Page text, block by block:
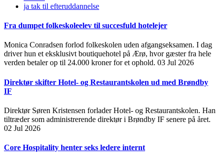
ja tak til efteruddannelse
Fra dumpet folkeskoleelev til succesfuld hotelejer
Monica Conradsen forlod folkeskolen uden afgangseksamen. I dag
driver hun et eksklusivt boutiquehotel på Ærø, hvor gæster fra hele
verden betaler op til 24.000 kroner for et ophold. 03 Jul 2026
Direktør skifter Hotel- og Restaurantskolen ud med Brøndby
IF
Direktør Søren Kristensen forlader Hotel- og Restaurantskolen. Han
tiltræder som administrerende direktør i Brøndby IF senere på året.
02 Jul 2026
Core Hospitality henter seks ledere internt